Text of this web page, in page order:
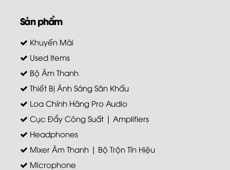
Sản phẩm
Khuyến Mãi
Used Items
Bộ Âm Thanh
Thiết Bị Ánh Sáng Sân Khấu
Loa Chính Hãng Pro Audio
Cục Đẩy Công Suất | Amplifiers
Headphones
Mixer Âm Thanh | Bộ Trộn Tín Hiệu
Microphone